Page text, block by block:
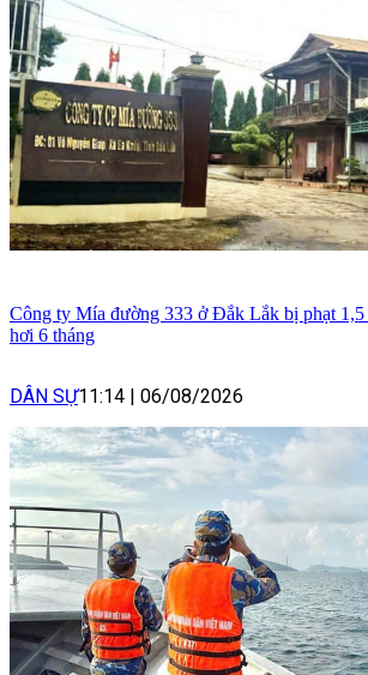
Công ty Mía đường 333 ở Đắk Lắk bị phạt
hơi 6 tháng
DÂN SỰ11:14 06/08/2026